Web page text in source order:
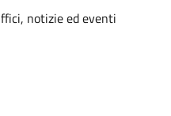
notizie ed eventi